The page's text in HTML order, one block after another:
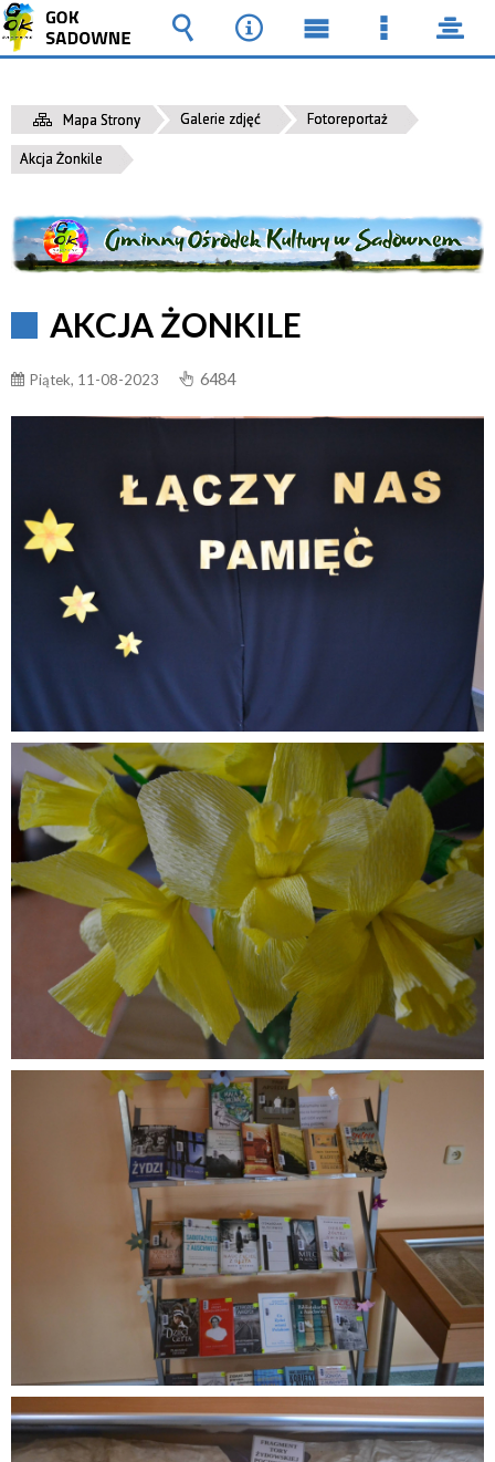
Mapa Strony Galerie zdjęć Fotoreportaż
Akcja Żonkile
AKCJA ŻONKILE
Piątek, 11-08-2023 6484
Wyszukiwarka
Narzędzia
MenuMenu